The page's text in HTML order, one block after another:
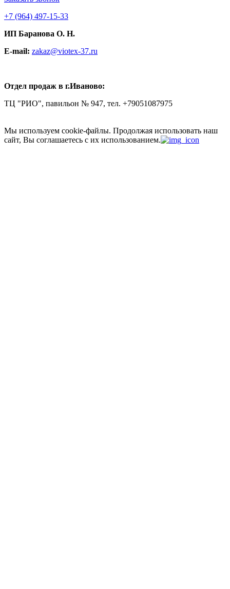
+7 (964) 497-15-33
ИП Баранова О. Н.
E-mail: zakaz@viotex-37.ru
Отдел продаж в г.Иваново:
ТЦ "РИО", павильон № 947, тел. +79051087975
Мы используем cookie-файлы. Продолжая использовать наш
сайт, Вы соглашаетесь с их использованием.